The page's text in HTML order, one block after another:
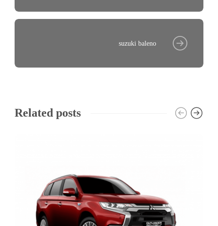
suzuki baleno
Related posts